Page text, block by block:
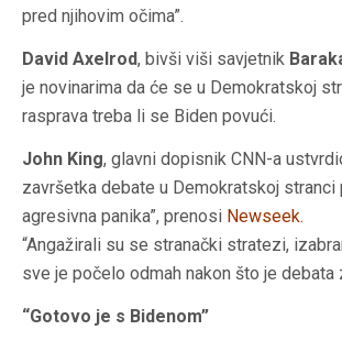
pred njihovim očima”.
David Axelrod, bivši viši savjetnik
je novinarima da će se u Demokratskoj
rasprava treba li se Biden povući.
John King, glavni dopisnik CNN-a
završetka debate u Demokratskoj stranci
agresivna panika”, prenosi Newseek.
“Angažirali su se stranački stratezi,
sve je počelo odmah nakon što je debata
“Gotovo je s Bidenom”